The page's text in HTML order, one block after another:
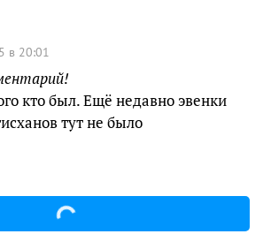
в 20:01
кто был. Ещё недавно эвенки
тут не было